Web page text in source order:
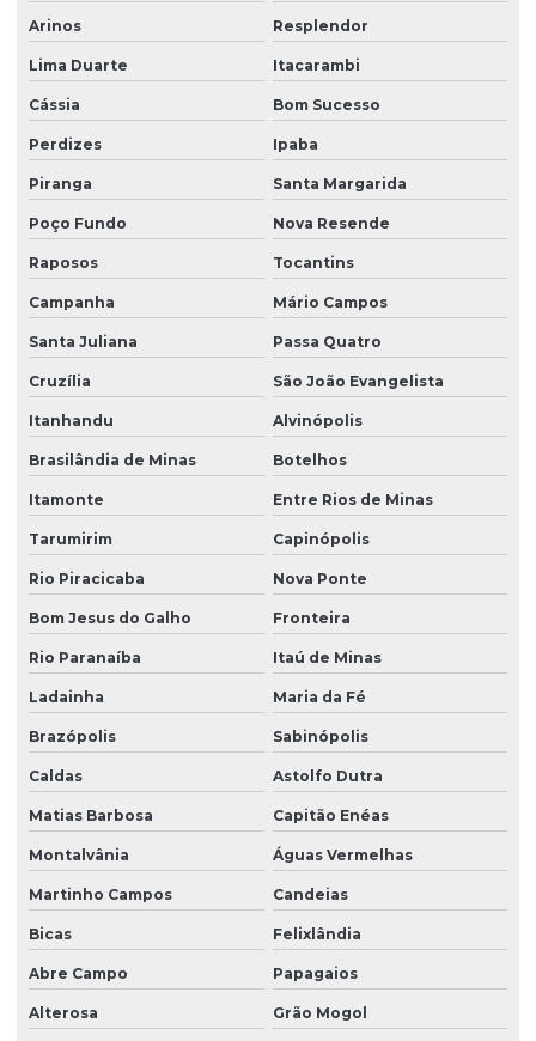
Arinos Resplendor
Lima Duarte Itacarambi
Cássia Bom Sucesso
Perdizes Ipaba
Piranga Santa Margarida
Poço Fundo Nova Resende
Raposos Tocantins
Campanha Mário Campos
Santa Juliana Passa Quatro
Cruzília São João Evangelista
Itanhandu Alvinópolis
Brasilândia de Minas Botelhos
Itamonte Entre Rios de Minas
Tarumirim Capinópolis
Rio Piracicaba Nova Ponte
Bom Jesus do Galho Fronteira
Rio Paranaíba Itaú de Minas
Ladainha Maria da Fé
Brazópolis Sabinópolis
Caldas Astolfo Dutra
Matias Barbosa Capitão Enéas
Montalvânia Águas Vermelhas
Martinho Campos Candeias
Bicas Felixlândia
Abre Campo Papagaios
Alterosa Grão Mogol